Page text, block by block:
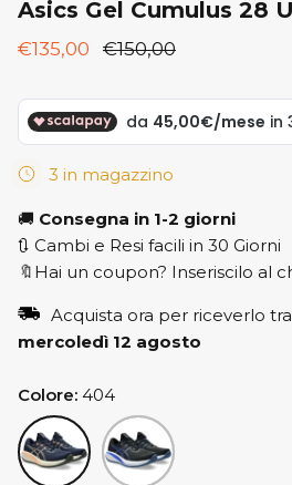
Asics Gel Cumulus 28
€135,00 €150,00
3 in magazzino
🚚 Consegna in 1-2 giorni
🔃 Cambi e Resi facili in 30 Giorni
🔖Hai un coupon? Inseriscilo al
Acquista ora per riceverlo tra
mercoledì 12 agosto
Colore 404
404
006